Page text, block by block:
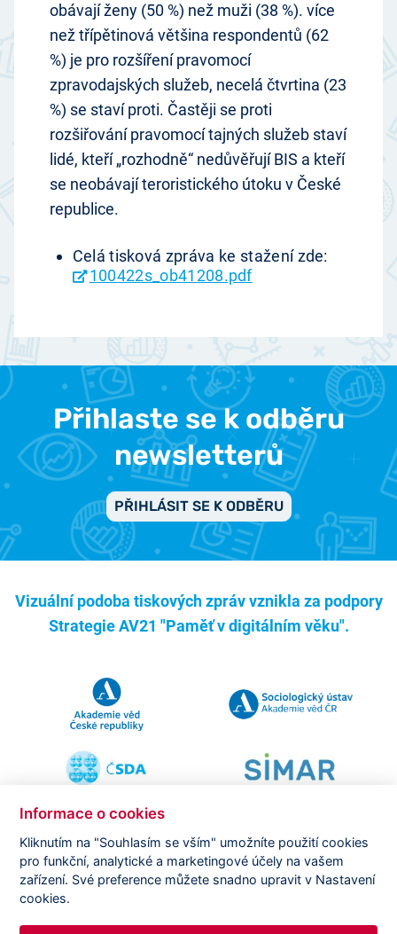
obávají ženy (50 %) než muži (38 %). více
než třípětinová většina respondentů (62
%) je pro rozšíření pravomocí
zpravodajských služeb, necelá čtvrtina (23
%) se staví proti. Častěji se proti
rozšiřování pravomocí tajných služeb staví
lidé, kteří „rozhodně“ nedůvěřují BIS a kteří
se neobávají teroristického útoku v České
republice.
Celá tisková zpráva ke stažení zde:
100422s_ob41208.pdf
Přihlaste se k odběru
newsletterů
PŘIHLÁSIT SE K ODBĚRU
Vizuální podoba tiskových zpráv vznikla za podpory
Strategie AV21 "Paměť v digitálním věku".
Copyright © CVVM | Právní ujednání| Nastavení cookies
Prohlášení o zpracování osobních údajů
Informace o cookies
Kliknutím na "Souhlasím se vším" umožníte použití cookies
pro funkční, analytické a marketingové účely na vašem
zařízení. Své preference můžete snadno upravit v Nastavení
cookies.